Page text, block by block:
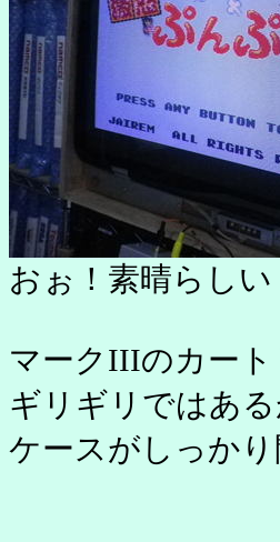
おぉ！素晴らしい
マークIIIのカー
ギリギリではあ
ケースがしっか